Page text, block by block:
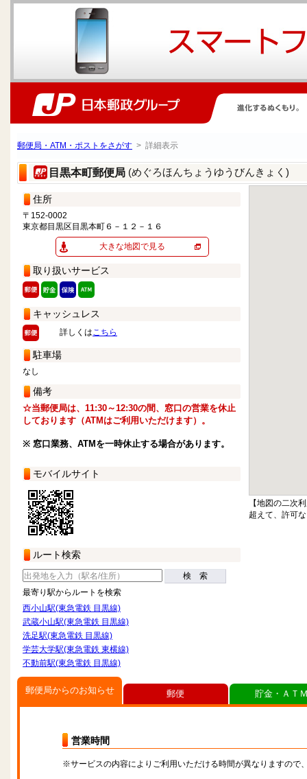
郵便局・ATM・ポストをさがす > 詳細表示
目黒本町郵便局 (めぐろほんちょうゆうびんきょく)
住所
〒152-0002
東京都目黒区目黒本町６－１２－１６
大きな地図で見る
取り扱いサービス
キャッシュレス
詳しくはこちら
駐車場
なし
備考
☆当郵便局は、11:30～12:30の間、窓口の営業を休止
しております（ATMはご利用いただけます）。
※ 窓口業務、ATMを一時休止する場合があります。
モバイルサイト
ルート検索
検 索
最寄り駅からルートを検索
西小山駅(東急電鉄 目黒線)
武蔵小山駅(東急電鉄 目黒線)
洗足駅(東急電鉄 目黒線)
学芸大学駅(東急電鉄 東横線)
不動前駅(東急電鉄 目黒線)
【地図の二次
超えて、許可
郵便局からのお知らせ
営業時間
※サービスの内容によりご利用いただける時間が異なりますので
郵便 貯金・ＡＴ